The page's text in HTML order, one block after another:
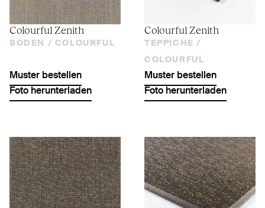
Colourful Zenith
BODEN / COLOURFUL
Muster bestellen
Foto herunterladen
Colourful Zenith
TEPPICHE /
COLOURFUL
Muster bestellen
Foto herunterladen